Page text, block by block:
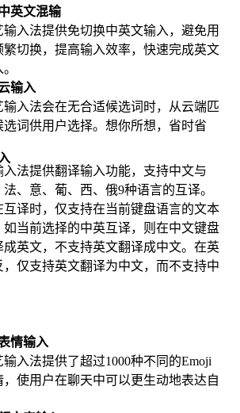
英文混输
输入法提供免切换中英文输入，避免用
繁切换，提高输入效率，快速完成英文
输入
输入法会在无合适候选词时，从云端匹
选词供用户选择。想你所想，省时省
入法提供翻译输入功能，支持中文与
、意、葡、西、俄9种语言的互译。
互译时，仅支持在当前键盘语言的文本
当前选择的中英互译，则在中文键盘
英文，不支持英文翻译成中文。在英
仅支持英文翻译为中文，而不支持中
情输入
输入法提供了超过1000种不同的Emoji
，使用户在聊天中可以更生动地表达自